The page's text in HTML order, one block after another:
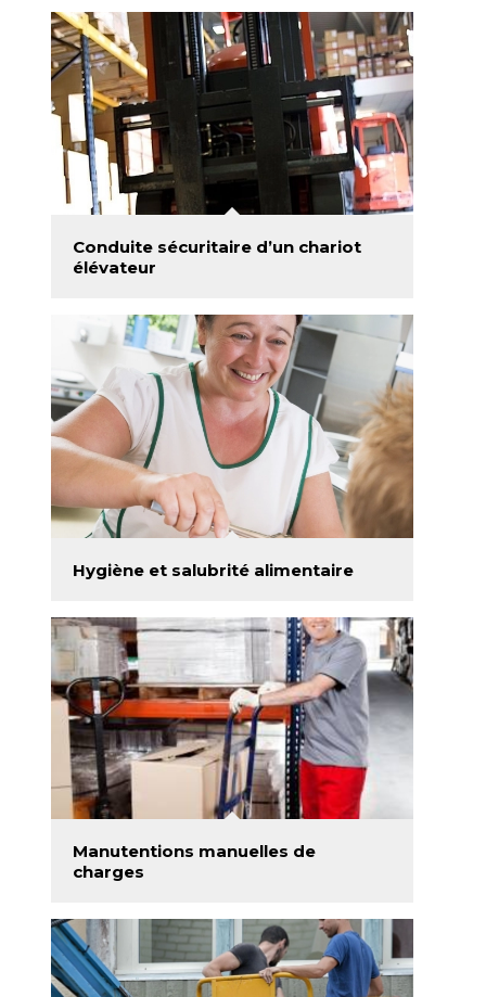
Conduite sécuritaire d’un chariot
élévateur
Hygiène et salubrité alimentaire
Manutentions manuelles de
charges